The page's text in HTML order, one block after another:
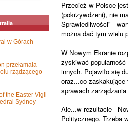
Przecież w Polsce
(pokrzywdzeni), nie
Sprawiedliwości" -
można dać tym wielu
W Nowym Ekranie
zyskiwać
innych. Pojawiło się
oraz...co
sprawach
Ale...w rezultacie -
Politycznego. Trzeba
w Górach
przełamała
rządzącego
the Easter Vigil
Sydney